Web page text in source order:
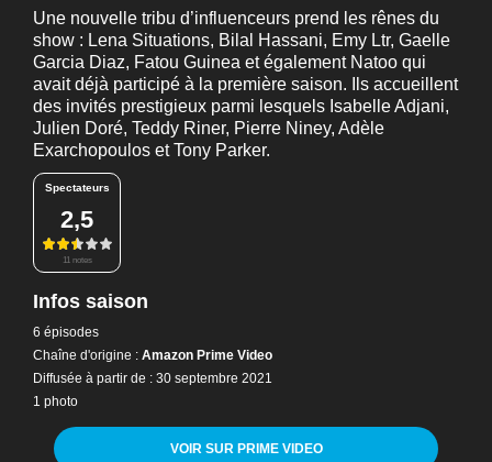
Une nouvelle tribu d’influenceurs prend les rênes du
show : Lena Situations, Bilal Hassani, Emy Ltr, Gaelle
Garcia Diaz, Fatou Guinea et également Natoo qui
avait déjà participé à la première saison. Ils accueillent
des invités prestigieux parmi lesquels Isabelle Adjani,
Julien Doré, Teddy Riner, Pierre Niney, Adèle
Exarchopoulos et Tony Parker.
Spectateurs
2,5
11 notes
Infos saison
6 épisodes
Chaîne d'origine : Amazon Prime Video
Diffusée à partir de : 30 septembre 2021
1 photo
VOIR SUR PRIME VIDEO